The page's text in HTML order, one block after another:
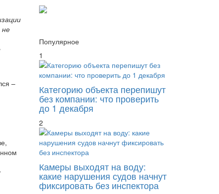
не
–
Популярное
1
Категорию объекта перепишут
без компании: что проверить
до 1 декабря
2
Камеры выходят на воду:
какие нарушения судов начнут
фиксировать без инспектора